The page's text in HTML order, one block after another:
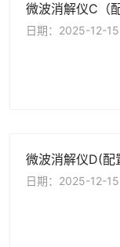
微波消解仪C（
日期：2025-12-15
微波消解仪D(
日期：2025-12-15